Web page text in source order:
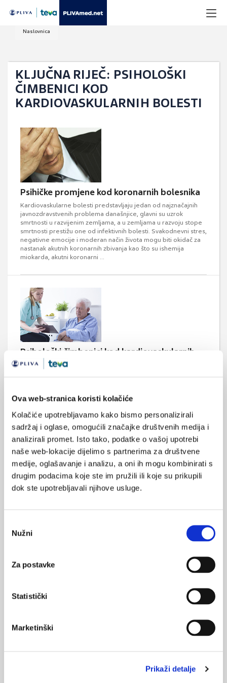
Ova web-stranica koristi kolačiće
Kolačiće upotrebljavamo kako bismo personalizirali
sadržaj i oglase, omogućili značajke društvenih medija i
analizirali promet. Isto tako, podatke o vašoj upotrebi
naše web-lokacije dijelimo s partnerima za društvene
medije, oglašavanje i analizu, a oni ih mogu kombinirati s
drugim podacima koje ste im pružili ili koje su prikupili
dok ste upotrebljavali njihove usluge.
pristanka
Nužni
Za postavke
Statistički
Marketinški
Prikaži detalje
Naslovnica
KLJUČNA RIJEČ: PSIHOLOŠKI
ČIMBENICI KOD
KARDIOVASKULARNIH BOLESTI
Psihičke promjene kod koronarnih bolesnika
Kardiovaskularne bolesti predstavljaju jedan od najznačajnih
javnozdravstvenih problema današnjice, glavni su uzrok
smrtnosti u razvijenim zemljama, a u zemljama u razvoju stope
smrtnosti prestižu one od infektivnih bolesti. Svakodnevni stres,
negativne emocije i moderan način života mogu biti okidač za
nastanak akutnih koronarnih zbivanja kao što su ishemija
miokarda, akutni koronarni ...
Psihološki čimbenici kod kardiovaskularnih
bolesti
čimbenika. Međutim te spoznaje još uvijek nisu dovoljno
kardiovaskularnih bolesti, te se u praktičnom radu često
zanemaruje povezanost tih bolesti s psihom i ...
Medicus (1/2026)
kardiologije, nefrologije i endokrinologije